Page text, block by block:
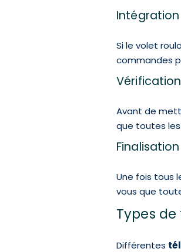
Si le volet
commandes
Avant de
que toutes
Une fois tous
vous que
Types
Différentes